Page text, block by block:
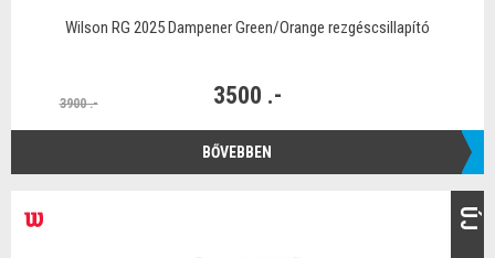
Wilson RG 2025 Dampener Green/Orange rezgéscsillapító
3900 .- 3500 .-
BŐVEBBEN
ÚJ